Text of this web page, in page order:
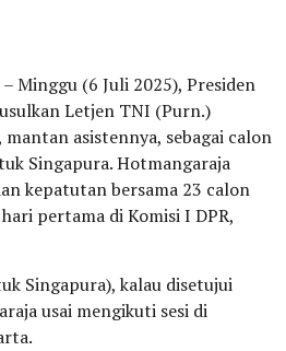
– Minggu (6 Juli 2025), Presiden
Letjen TNI (Purn.)
asistennya, sebagai calon
Singapura. Hotmangaraja
kepatutan bersama 23 calon
pertama di Komisi I DPR,
Singapura), kalau disetujui
usai mengikuti sesi di